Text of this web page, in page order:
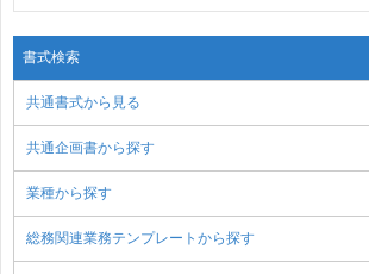
書式検索
共通書式から見る
共通企画書から探す
業種から探す
総務関連業務テンプレートから探す